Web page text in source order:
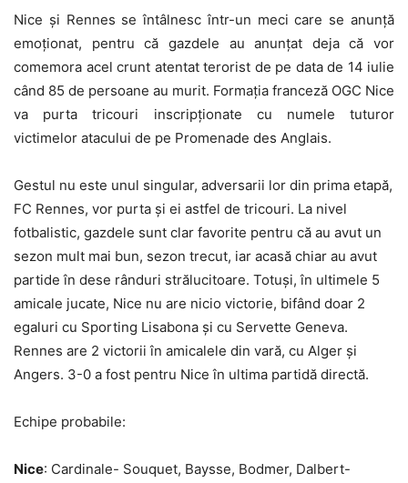
Nice și Rennes se întâlnesc într-un meci care se anunță
emoționat, pentru că gazdele au anunțat deja că vor
comemora acel crunt atentat terorist de pe data de 14 iulie
când 85 de persoane au murit. Formația franceză OGC Nice
va purta tricouri inscripționate cu numele tuturor
victimelor atacului de pe Promenade des Anglais.
Gestul nu este unul singular, adversarii lor din prima etapă,
FC Rennes, vor purta și ei astfel de tricouri. La nivel
fotbalistic, gazdele sunt clar favorite pentru că au avut un
sezon mult mai bun, sezon trecut, iar acasă chiar au avut
partide în dese rânduri strălucitoare. Totuși, în ultimele 5
amicale jucate, Nice nu are nicio victorie, bifând doar 2
egaluri cu Sporting Lisabona și cu Servette Geneva.
Rennes are 2 victorii în amicalele din vară, cu Alger și
Angers. 3-0 a fost pentru Nice în ultima partidă directă.
Echipe probabile:
Nice: Cardinale- Souquet, Baysse, Bodmer, Dalbert-